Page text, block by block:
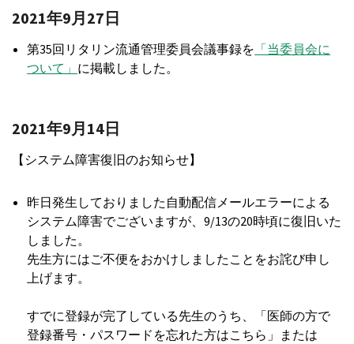
2021年9月27日
第35回リタリン流通管理委員会議事録を 「当委員会に
ついて」 に掲載しました。
2021年9月14日
【システム障害復旧のお知らせ】
昨日発生しておりました自動配信メールエラーによる
システム障害でございますが、9/13の20時頃に復旧いた
しました。
先生方にはご不便をおかけしましたことをお詫び申し
上げます。
すでに登録が完了している先生のうち、「医師の方で
登録番号・パスワードを忘れた方はこちら」または